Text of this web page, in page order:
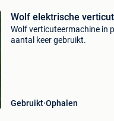
Wolf elektrische
Wolf verticuteermachine in
aantal keer gebruikt.
Gebruikt Ophalen